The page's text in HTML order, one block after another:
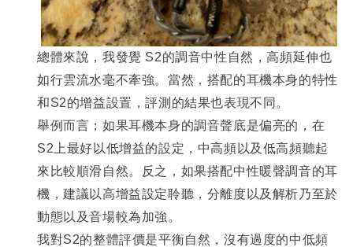
總體來說，我發覺 S2的調音中性自然，高頻延伸也
如行雲流水毫不牽強。當然，搭配的耳機本身的特性
和S2的增益設置，評測的結果也表現不同。
舉例而言；如果耳機本身的調音聲底是偏亮的，在
S2上最好以低增益的設定，中高頻以及低高頻聽起
來比較順滑自然。反之，如果搭配中性暖聲調音的耳
機，建議以高增益設定聆聽，分離度以及解析乃至於
動態以及音場較為加強。
我對S2的整體評價是平衡自然，沒有過度的中低頻